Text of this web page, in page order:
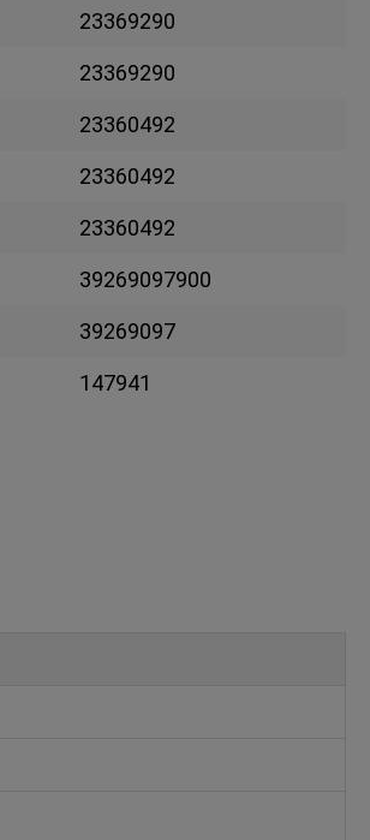
23369290
23369290
23360492
23360492
23360492
39269097900
39269097
147941